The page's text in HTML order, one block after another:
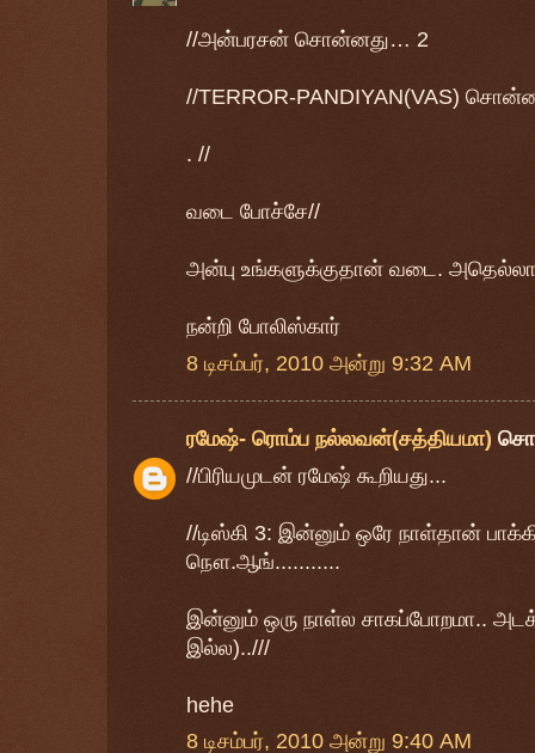
//அன்பரசன் சொன்னது… 2
//TERROR-PANDIYAN(VAS)
. //
வடை போச்சே//
அன்பு உங்களுக்குதான் வடை.
நன்றி போலிஸ்கார்
8 டிசம்பர், 2010 அன்று 9:32 AM
ரமேஷ்- ரொம்ப நல்லவன்(சத்தியமா)
//பிரியமுடன் ரமேஷ் கூறியது...
//டிஸ்கி 3: இன்னும் ஒரே நாள்தான்
நௌ.ஆங்...........
இன்னும் ஒரு நாள்ல சாகப்போறமா..
இல்ல)..///
hehe
8 டிசம்பர், 2010 அன்று 9:40 AM